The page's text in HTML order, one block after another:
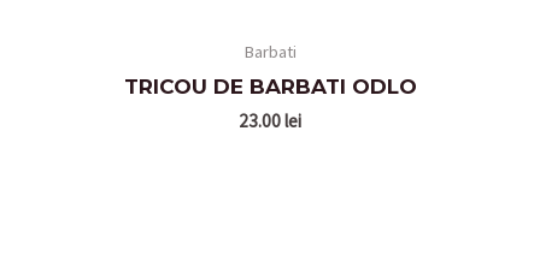
Barbati
TRICOU DE BARBATI ODLO
23.00lei